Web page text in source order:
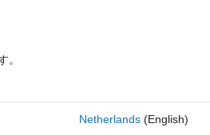
0
。
Netherlands(English)